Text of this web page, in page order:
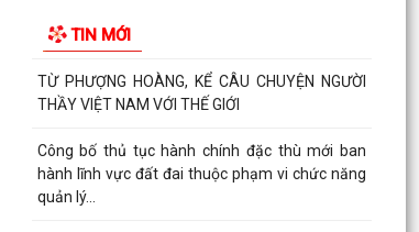
TIN MỚI
công tác...
TỪ PHƯỢNG HOÀNG, KỂ CÂU CHUYỆN NGƯỜI
THẦY VIỆT NAM VỚI THẾ GIỚI
Công bố thủ tục hành chính đặc thù mới ban
hành lĩnh vực đất đai thuộc phạm vi chức năng
quản lý...